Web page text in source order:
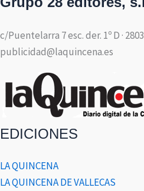
c/Puentelarra 7 esc. der. 1º D ·
publicidad@laquincena.es
EDICIONES
LA QUINCENA
LA QUINCENA DE VALLECAS